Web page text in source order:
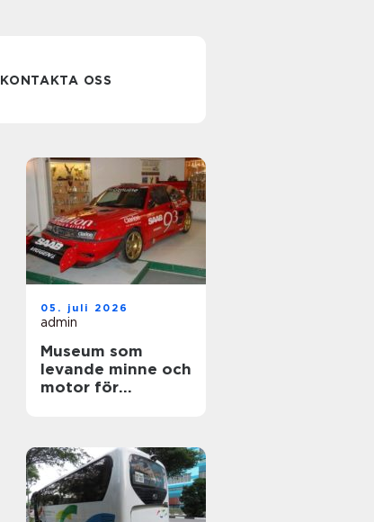
KONTAKTA OSS
05. juli 2026
admin
Museum som
levande minne och
motor för